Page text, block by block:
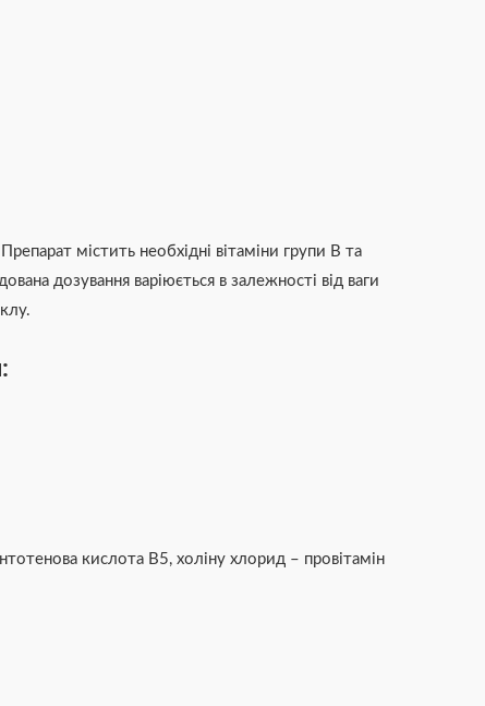
містить необхідні вітаміни групи В та
дозування варіюється в залежності від ваги
кислота В5, холіну хлорид – провітамін